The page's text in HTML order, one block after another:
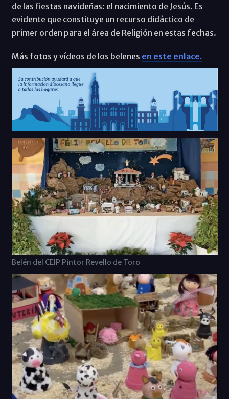
de las fiestas navideñas: el nacimiento de Jesús. Es
evidente que constituye un recurso didáctico de
primer orden para el área de Religión en estas fechas.
Más fotos y vídeos de los belenes en este enlace.
Belén del CEIP Pintor Revello de Toro